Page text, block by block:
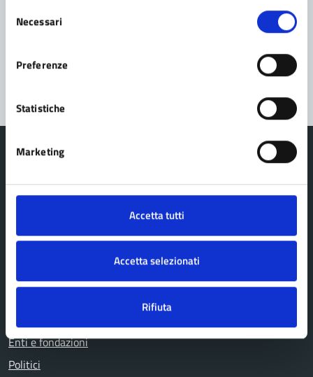
delNecessari
Preferenze
Statistiche
Marketing
Accetta tutti
Accetta selezionati
Rifiuta
Segnala disservizio
Enti e fondazioni
Politici